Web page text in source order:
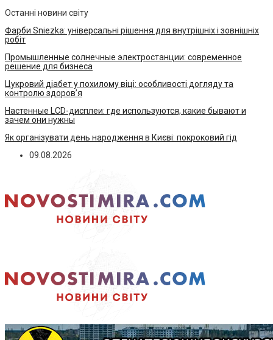
Останні новини світу
Фарби Sniezka: універсальні рішення для внутрішніх і зовнішніх
робіт
Промышленные солнечные электростанции: современное
решение для бизнеса
Цукровий діабет у похилому віці: особливості догляду та
контролю здоров’я
Настенные LCD-дисплеи: где используются, какие бывают и
зачем они нужны
Як організувати день народження в Києві: покроковий гід
09.08.2026